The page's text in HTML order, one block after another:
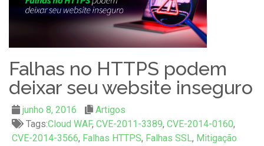
Falhas no HTTPS podem
deixar seu website inseguro
junho 8, 2016
Artigos
Tags:Cloud WAF, CVE-2011-3389, CVE-2014-0160,
CVE-2014-3566, Falhas HTTPS, Falhas SSL, Mitigação